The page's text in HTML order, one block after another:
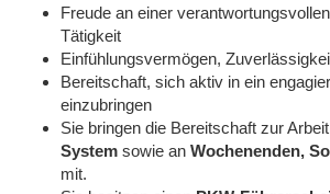
Freude an einer
Tätigkeit
Einfühlungsvermögen,
Bereitschaft, sich aktiv in ein
einzubringen
Sie bringen die Bereitschaft zur
System sowie an Wochenenden,
mit.